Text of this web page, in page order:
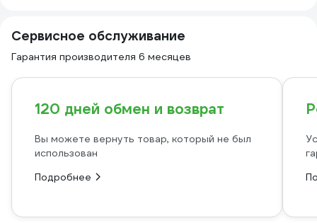
Сервисное обслуживание
Гарантия производителя 6 месяцев
120 дней обмен и возврат
Вы можете вернуть товар, который не был
использован
Подробнее